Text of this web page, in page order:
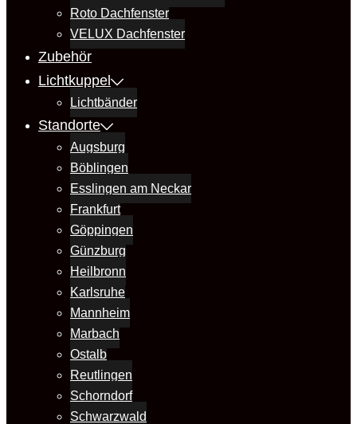
Roto Dachfenster
VELUX Dachfenster
Zubehör
Lichtkuppel
Lichtbänder
Standorte
Augsburg
Böblingen
Esslingen am Neckar
Frankfurt
Göppingen
Günzburg
Heilbronn
Karlsruhe
Mannheim
Marbach
Ostalb
Reutlingen
Schorndorf
Schwarzwald